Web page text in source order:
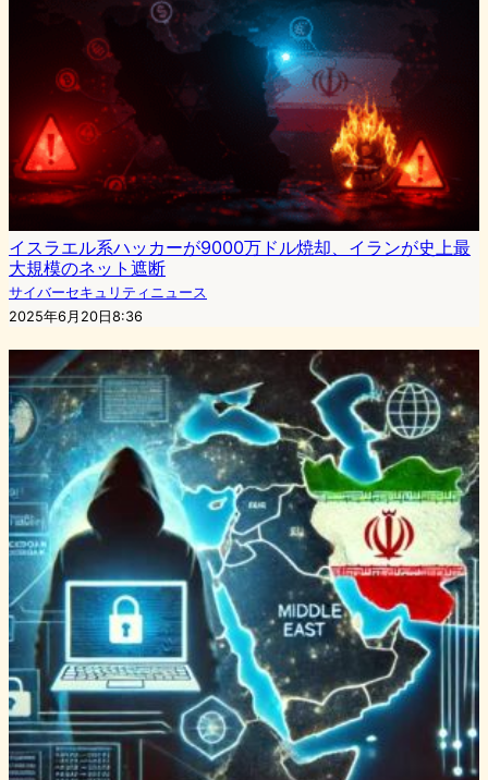
イスラエル系ハッカーが9000万ドル焼却、イランが史上最
大規模のネット遮断
サイバーセキュリティニュース
2025年6月20日8:36